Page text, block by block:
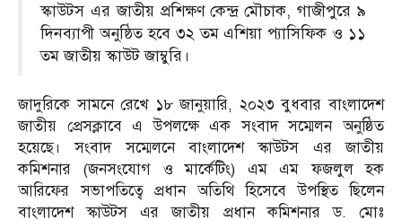
স্কাউটস এর জাতীয় প্রশিক্ষণ কেন্দ্র মৌচাক, গাজীপুরে ৯
দিনব্যাপী অনুষ্ঠিত হবে ৩২ তম এশিয়া প্যাসিফিক ও ১১
তম জাতীয় স্কাউট জাম্বুরি।
জাদুরিকে সামনে রেখে ১৮ জানুয়ারি, ২০২৩ বুধবার বাংলাদেশ
জাতীয় প্রেসক্লাবে এ উপলক্ষে এক সংবাদ সম্মেলন অনুষ্ঠিত
হয়েছে। সংবাদ সম্মেলনে বাংলাদেশ স্কাউটস এর জাতীয়
কমিশনার (জনসংযোগ ও মার্কেটিং) এম এম ফজলুল হক
আরিফের সভাপতিত্বে প্রধান অতিথি হিসেবে উপস্থিত ছিলেন
বাংলাদেশ স্কাউটস এর জাতীয় প্রধান কমিশনার ড. মোঃ